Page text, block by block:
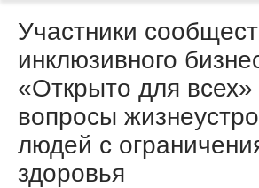
Участники
инклюзивного
«Открыто для всех»
вопросы
людей с
здоровья